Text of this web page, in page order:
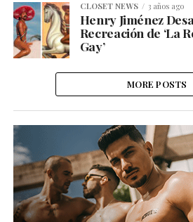
CLOSET NEWS 3 años ago
Henry Jiménez
Recreación de ‘La
Gay’
MORE POSTS